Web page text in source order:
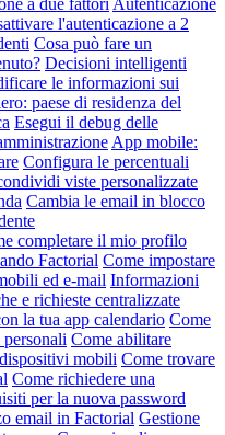
l'autenticazione a 2
Cosa può fare un
Decisioni intelligenti
le informazioni sui
paese di residenza del
Esegui il debug delle
App mobile:
Configura le percentuali
viste personalizzate
Cambia le email in blocco
completare il mio profilo
Factorial Come impostare
ed e-mail Informazioni
e richieste centralizzate
la tua app calendario Come
Come abilitare
mobili Come trovare
Come richiedere una
per la nuova password
email in Factorial Gestione